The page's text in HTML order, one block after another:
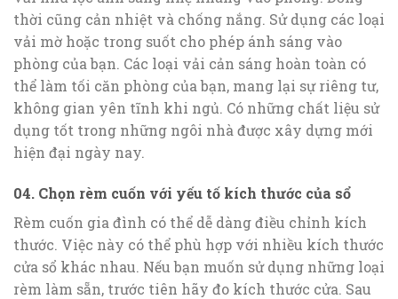
thời cũng cản nhiệt và chống nắng. Sử dụng các loại
vải mờ hoặc trong suốt cho phép ánh sáng vào
phòng của bạn. Các loại vải cản sáng hoàn toàn có
thể làm tối căn phòng của bạn, mang lại sự riêng tư,
không gian yên tĩnh khi ngủ. Có những chất liệu sử
dụng tốt trong những ngôi nhà được xây dựng mới
hiện đại ngày nay.
04. Chọn rèm cuốn với yếu tố kích thước của sổ
Rèm cuốn gia đình có thể dễ dàng điều chỉnh kích
thước. Việc này có thể phù hợp với nhiều kích thước
cửa sổ khác nhau. Nếu bạn muốn sử dụng những loại
rèm làm sẵn, trước tiên hãy đo kích thước cửa. Sau